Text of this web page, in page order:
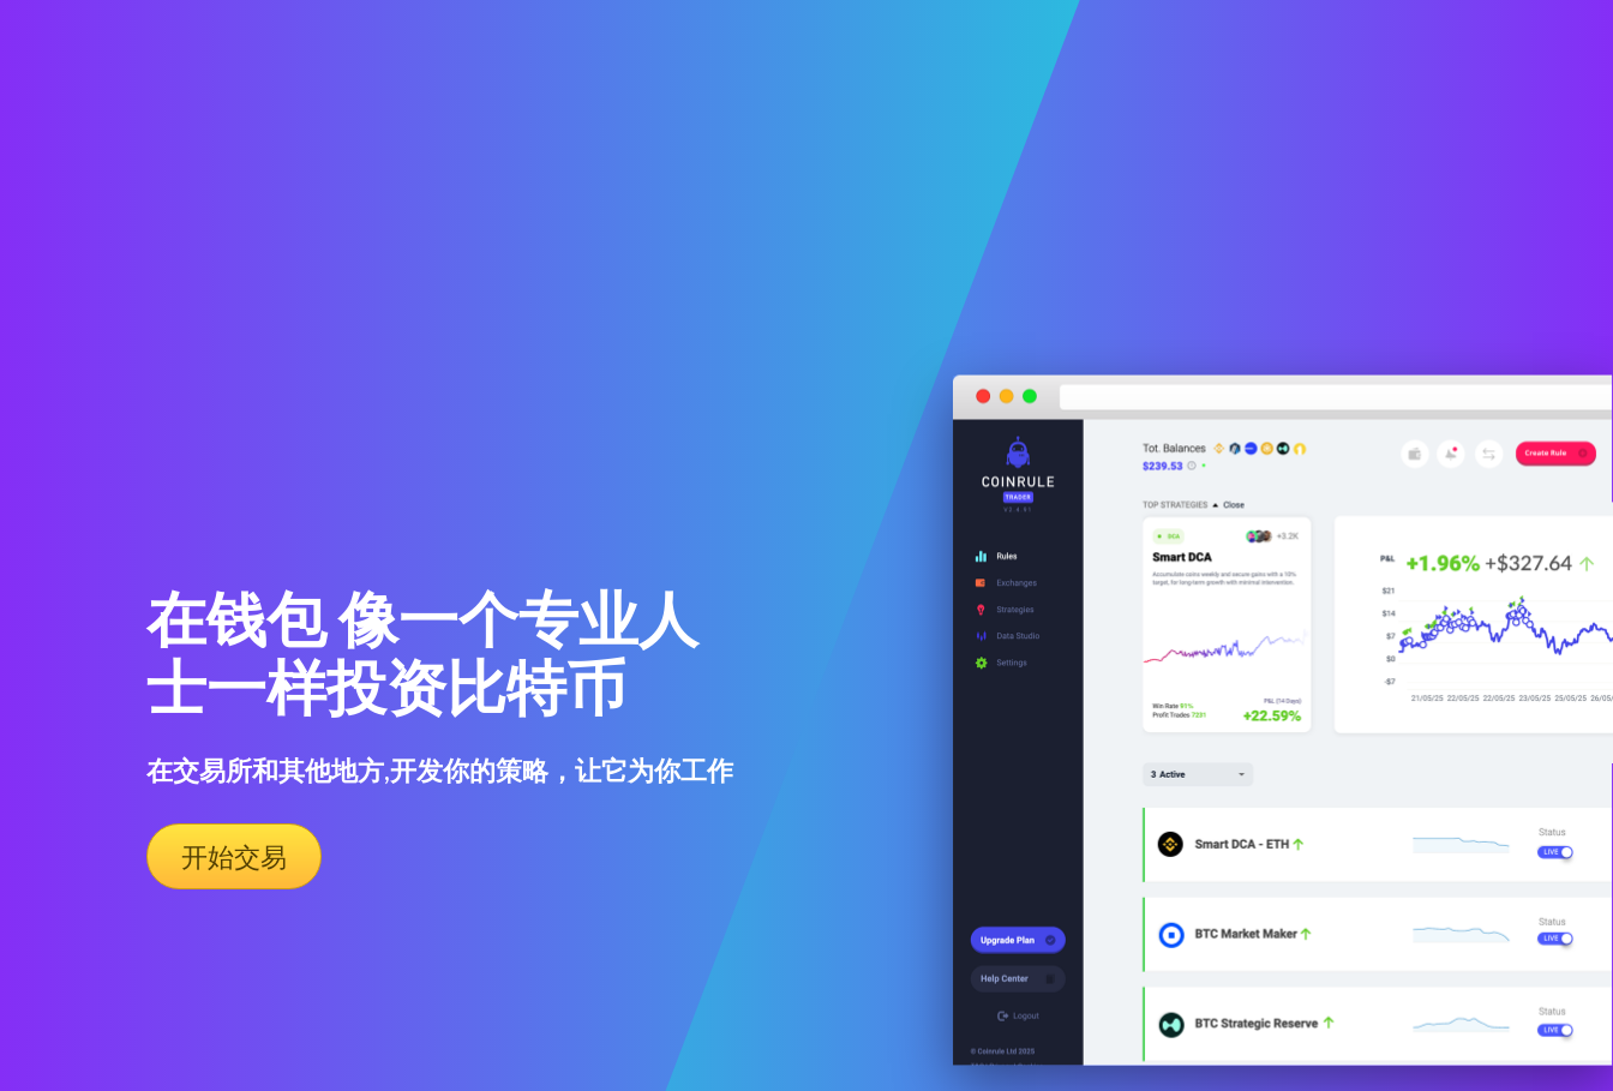
在钱包 像一个专业人
士一样投资比特币
在交易所和其他地方,开发你的策略，让它为你工作
开始交易